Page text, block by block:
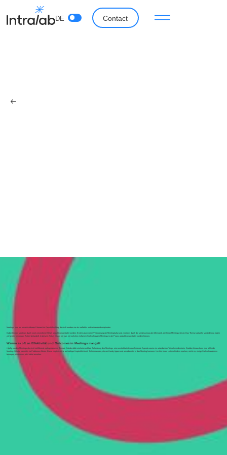
DE Contact
Meetings sind ein unverzichtbares Element im Geschäftsalltag, doch oft werden sie als ineffektiv und zeitraubend empfunden.
Dabei können Meetings durch zwei wesentliche Hebel produktiver gestaltet werden: Erstens durch eine Veränderung der Meetingkultur und zweitens durch die Verbesserung der Mechanik, die hinter Meetings steckt. Das Thema kulturelle Veränderung haben
wir bereits im vorigen Artikel behandelt. In diesem Artikel zeigen wir nun, mit welchen einfachen Stellschrauben Meetings in der Praxis produktiver gestaltet werden können.
Warum es oft an Effektivität und Outcomes in Meetings mangelt
Häufig werden Meetings als nicht zielführend wahrgenommen. Zentrale Gründe dafür sind eine unklare Zielsetzung des Meetings, eine unstrukturierte oder fehlende Agenda sowie ein unbedachter Teilnehmendenkreis. Darüber hinaus kann eine fehlende
Meeting-Etikette ebenfalls zu Problemen führen. Diese zeigt sich u.a. an häufiger Unpünktlichkeit, Teilnehmenden, die am Handy tippen und unvorbereitet in das Meeting kommen. Um hier einen Unterschied zu machen, reicht es, einige Stellschrauben zu
bewegen, die wir uns jetzt näher ansehen.